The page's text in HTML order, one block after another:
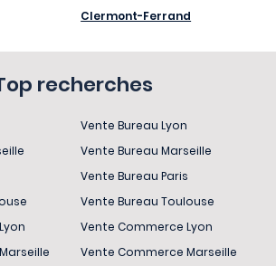
Clermont-Ferrand
recherches
Vente Bureau Lyon
Vente Bureau Marseille
Vente Bureau Paris
Vente Bureau Toulouse
Vente Commerce Lyon
Vente Commerce Marseille